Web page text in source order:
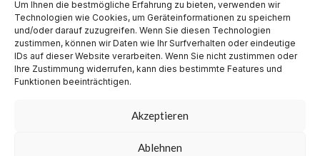
Um Ihnen die bestmögliche Erfahrung zu bieten, verwenden wir
Technologien wie Cookies, um Geräteinformationen zu speichern
und/oder darauf zuzugreifen. Wenn Sie diesen Technologien
zustimmen, können wir Daten wie Ihr Surfverhalten oder eindeutige
IDs auf dieser Website verarbeiten. Wenn Sie nicht zustimmen oder
Ihre Zustimmung widerrufen, kann dies bestimmte Features und
Funktionen beeinträchtigen.
Akzeptieren
Ablehnen
August 2024
Juli 2024
Juni 2024
Mai 2024
April 2024
März 2024